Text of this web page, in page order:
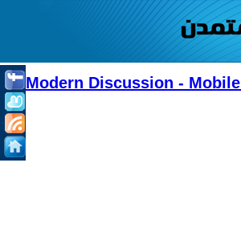
Modern Discussion - Mobile